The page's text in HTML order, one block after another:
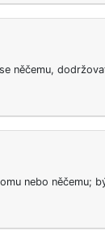
něčemu,
nebo něčemu;